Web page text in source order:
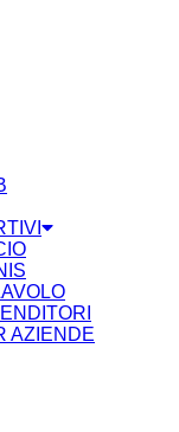
AZIENDE